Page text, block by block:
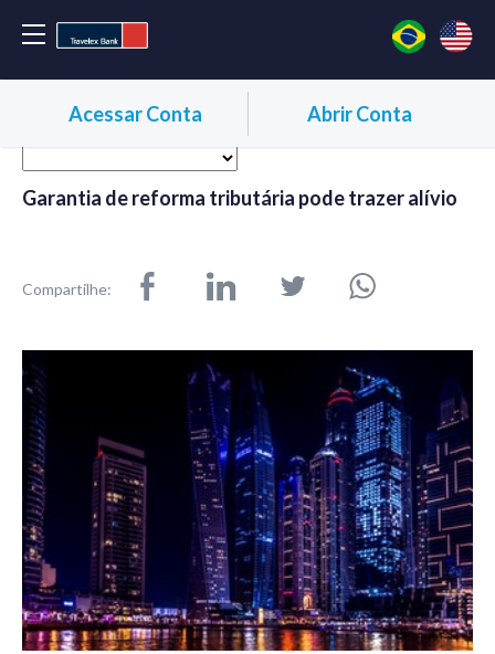
Acessar Conta Abrir Conta
Garantia de reforma tributária pode trazer alívio
Compartilhe: